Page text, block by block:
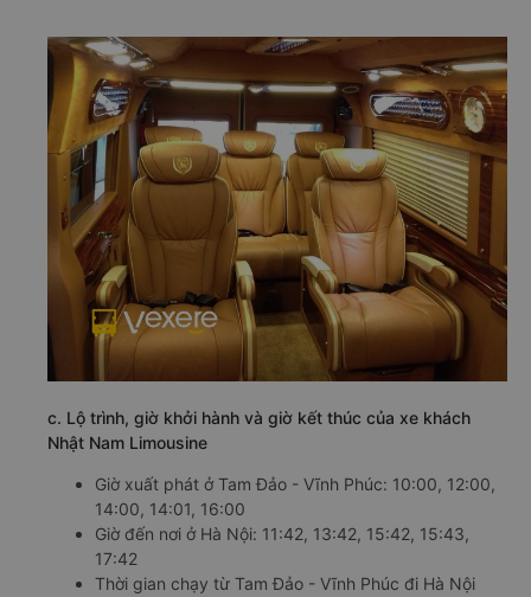
c. Lộ trình, giờ khởi hành và giờ kết thúc của xe khách
Nhật Nam Limousine
Giờ xuất phát ở Tam Đảo - Vĩnh Phúc: 10:00, 12:00,
14:00, 14:01, 16:00
Giờ đến nơi ở Hà Nội: 11:42, 13:42, 15:42, 15:43,
17:42
Thời gian chạy từ Tam Đảo - Vĩnh Phúc đi Hà Nội